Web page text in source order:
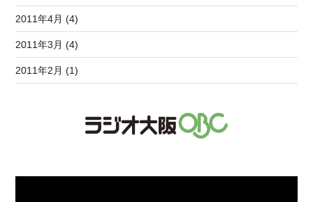
2011年4月 (4)
2011年3月 (4)
2011年2月 (1)